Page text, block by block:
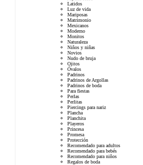
Latidos
Luz de vida
Mariposas
Matrimonio
Mexicanos
Moderno
Monitos
Naturaleza
Niños y niñas
Novios
Nudo de bruja
Ojitos
Óvalos
Padrinos
Padrinos de Argollas
Padrinos de boda
Para fiestas
Perlas
Perlitas
Piercings para nariz
Plancha
Planchita
Playeros
Princesa
Promesa
Protección
Recomendado para adultos
Recomendado para bebés
Recomendado para niños
Regalos de boda